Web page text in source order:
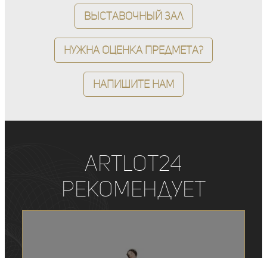
Выставочный зал
Нужна оценка предмета?
Напишите нам
ArtLot24
рекомендует